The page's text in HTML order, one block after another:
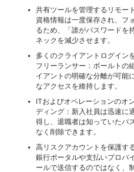
共有ツールを管理するリモー
資格情報は一度保存され、フ
るため、「誰がパスワードを
ネックを減少させます。
多くのクライアントログイン
フリーランサー：ボールトの
イアントの明確な分離が可能
なアクセスを維持します。
ITおよびオペレーションのオ
ディング：新入社員は迅速に
得し、退職者は知っていたパ
なく削除できます。
高リスクアカウントを保護す
銀行ポータルや支払いプロバ
ールで送信するのではなく、